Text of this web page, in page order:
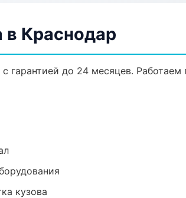
в Краснодар
гарантией до 24 месяцев.
кузова